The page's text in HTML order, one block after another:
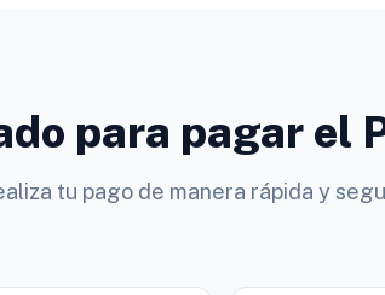
para pagar el
tu pago de manera rápida y